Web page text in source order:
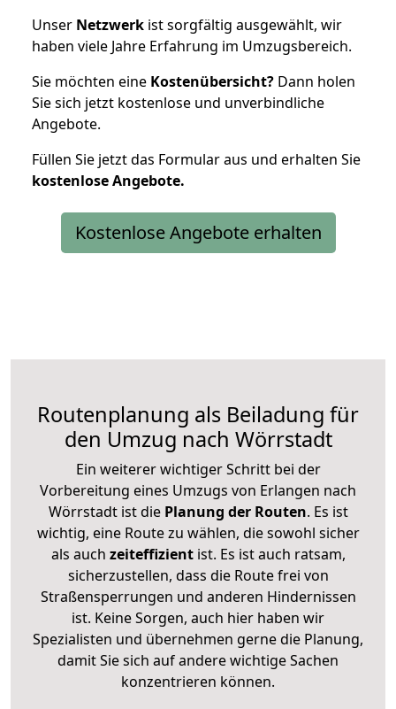
Unser Netzwerk ist sorgfältig ausgewählt, wir
haben viele Jahre Erfahrung im Umzugsbereich.
Sie möchten eine Kostenübersicht? Dann holen
Sie sich jetzt kostenlose und unverbindliche
Angebote.
Füllen Sie jetzt das Formular aus und erhalten Sie
kostenloseAngebote.
Kostenlose Angebote erhalten
Routenplanung als Beiladung für
den Umzug nach Wörrstadt
Ein weiterer wichtiger Schritt bei der
Vorbereitung eines Umzugs von Erlangen nach
Wörrstadt ist diePlanung der Routen. Es ist
wichtig, eine Route zu wählen, die sowohl sicher
als auch zeiteffizientist. Es ist auch ratsam,
sicherzustellen, dass die Route frei von
Straßensperrungen und anderen Hindernissen
ist. Keine Sorgen, auch hier haben wir
Spezialisten und übernehmen gerne die Planung,
damit Sie sich auf andere wichtige Sachen
konzentrieren können.